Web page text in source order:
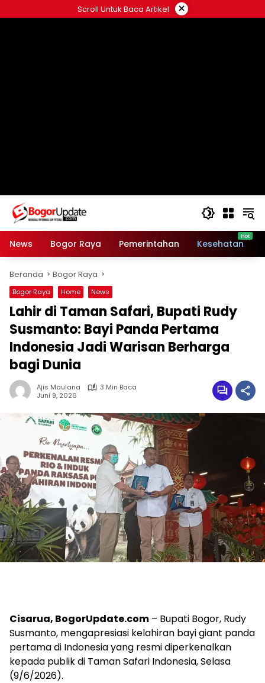
ke
Scroll Untuk Baca Artikel ×
News Bogor Raya Pemerintahan Kesehatan
Beranda Bogor Raya
Bogor Raya Home News
Lahir di Taman Safari, Bupati Rudy
Susmanto: Bayi Panda Pertama
Indonesia Jadi Warisan Berharga
bagi Dunia
Ajis Maulana
3 Min Baca
Juni 9, 2026
Cisarua, BogorUpdate.com – Bupati Bogor, Rudy
Susmanto, mengapresiasi kelahiran bayi giant panda
pertama di Indonesia yang resmi diperkenalkan
kepada publik di Taman Safari Indonesia, Selasa
(9/6/2026).